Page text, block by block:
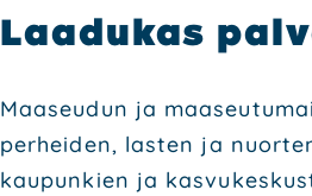
Laa­du­kas
Maa­seu­dun ja
per­hei­den, las­ten ja
kau­pun­kien ja